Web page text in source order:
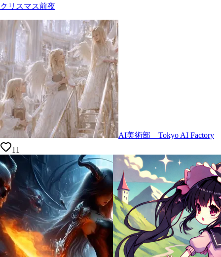
クリスマス前夜
AI美術部 Tokyo AI Factory
11